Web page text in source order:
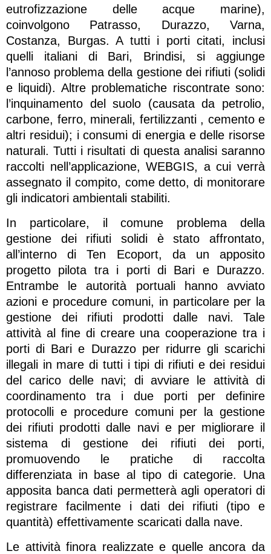
eutrofizzazione delle acque marine),
coinvolgono Patrasso, Durazzo, Varna,
Costanza, Burgas. A tutti i porti citati, inclusi
quelli italiani di Bari, Brindisi, si aggiunge
l’annoso problema della gestione dei rifiuti (solidi
e liquidi). Altre problematiche riscontrate sono:
l’inquinamento del suolo (causata da petrolio,
carbone, ferro, minerali, fertilizzanti , cemento e
altri residui); i consumi di energia e delle risorse
naturali. Tutti i risultati di questa analisi saranno
raccolti nell’applicazione, WEBGIS, a cui verrà
assegnato il compito, come detto, di monitorare
gli indicatori ambientali stabiliti.
In particolare, il comune problema della
gestione dei rifiuti solidi è stato affrontato,
all’interno di Ten Ecoport, da un apposito
progetto pilota tra i porti di Bari e Durazzo.
Entrambe le autorità portuali hanno avviato
azioni e procedure comuni, in particolare per la
gestione dei rifiuti prodotti dalle navi. Tale
attività al fine di creare una cooperazione tra i
porti di Bari e Durazzo per ridurre gli scarichi
illegali in mare di tutti i tipi di rifiuti e dei residui
del carico delle navi; di avviare le attività di
coordinamento tra i due porti per definire
protocolli e procedure comuni per la gestione
dei rifiuti prodotti dalle navi e per migliorare il
sistema di gestione dei rifiuti dei porti,
promuovendo le pratiche di raccolta
differenziata in base al tipo di categorie. Una
apposita banca dati permetterà agli operatori di
registrare facilmente i dati dei rifiuti (tipo e
quantità) effettivamente scaricati dalla nave.
Le attività finora realizzate e quelle ancora da